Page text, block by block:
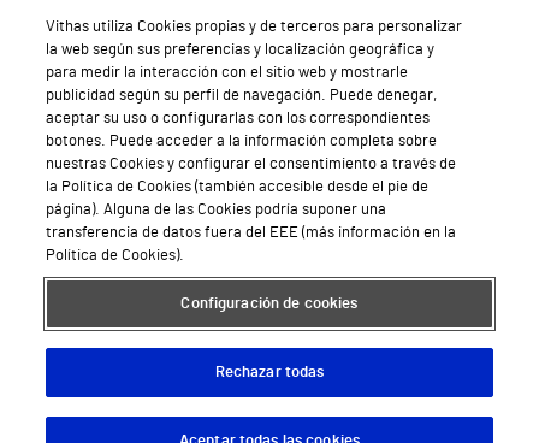
Sobre Vithas
Quiénes somos
Trabajar en Vithas
Teléfono Cita Médica
Teléfono Atención al Cliente
Política de seguridad y salud en el trabajo
Conoce a Supervita
Aviso Legal Política de cookies Política de privacidad Mapa web Protección de datos
Vithas utiliza Cookies propias y de terceros para personalizar
la web según sus preferencias y localización geográfica y
para medir la interacción con el sitio web y mostrarle
publicidad según su perfil de navegación. Puede denegar,
aceptar su uso o configurarlas con los correspondientes
botones. Puede acceder a la información completa sobre
nuestras Cookies y configurar el consentimiento a través de
la Política de Cookies (también accesible desde el pie de
página). Alguna de las Cookies podría suponer una
transferencia de datos fuera del EEE (más información en la
Política de Cookies).
Configuración de cookies
Rechazar todas